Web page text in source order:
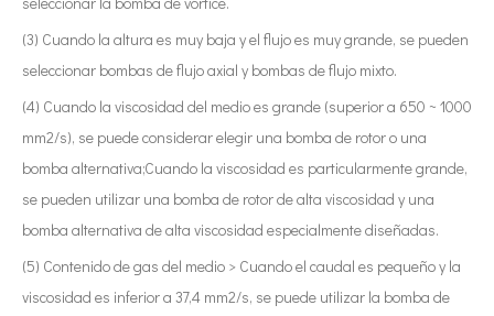
(3) Cuando la altura es muy baja y el flujo es muy grande, se pueden
seleccionar bombas de flujo axial y bombas de flujo mixto.
(4) Cuando la viscosidad del medio es grande (superior a 650 ~ 1000
mm2/s), se puede considerar elegir una bomba de rotor o una
bomba alternativa;Cuando la viscosidad es particularmente grande,
se pueden utilizar una bomba de rotor de alta viscosidad y una
bomba alternativa de alta viscosidad especialmente diseñadas.
(5) Contenido de gas del medio > Cuando el caudal es pequeño y la
viscosidad es inferior a 37,4 mm2/s, se puede utilizar la bomba de